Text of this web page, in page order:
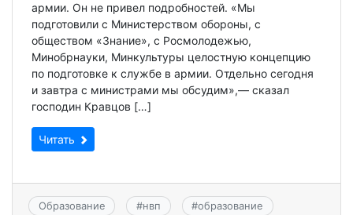
армии. Он не привел подробностей. «Мы
подготовили с Министерством обороны, с
обществом «Знание», с Росмолодежью,
Минобрнауки, Минкультуры целостную концепцию
по подготовке к службе в армии. Отдельно сегодня
и завтра с министрами мы обсудим»,— сказал
господин Кравцов […]
Читать
Образование #нвп #образование